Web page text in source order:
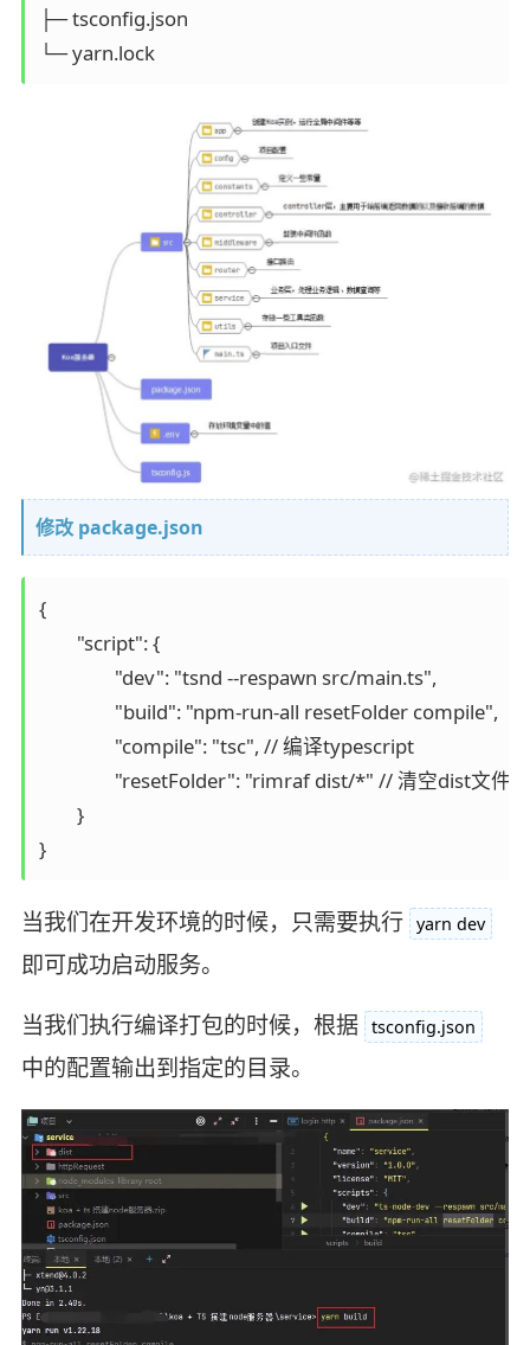
├─ tsconfig.json
└─ yarn.lock
修改 package.json
{
}
当我们在开发环境的时候，只需要执行 yarn dev
即可成功启动服务。
当我们执行编译打包的时候，根据 tsconfig.json
中的配置输出到指定的目录。